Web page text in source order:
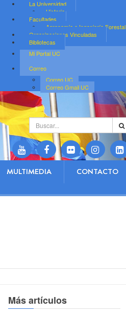
La Universidad
Historia
Facultades
Agronomía e Ingeniería Forestal
Organizaciones Vinculadas
Bibliotecas
Mi Portal UC
Correo
Correo UC
Correo Gmail UC
Buscar...
MULTIMEDIA CONTACTO
Más artículos